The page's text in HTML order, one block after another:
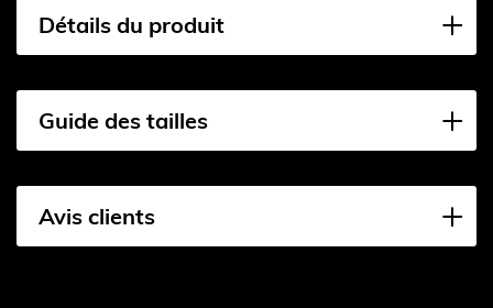
Détails du produit
Guide des tailles
Avis clients